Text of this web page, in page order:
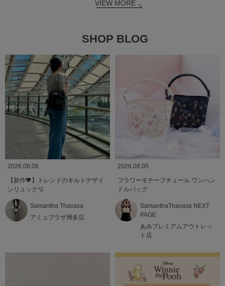
VIEW MORE
SHOP BLOG
2026.08.06
【新作🖤】トレンドのキルトデザイ
ンリュック🫧
Samantha Thavasa
アミュプラザ博多店
2026.08.05
フラワーモチーフチュール ワンハン
ドルバッグ
SamanthaThavasa NEXT
PAGE
あみプレミアムアウトレッ
ト店